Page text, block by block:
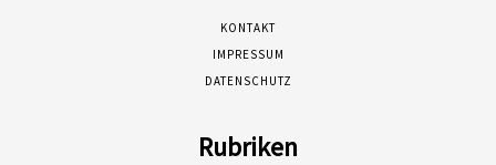
KONTAKT
IMPRESSUM
DATENSCHUTZ
Rubriken